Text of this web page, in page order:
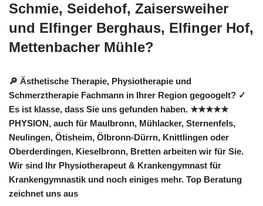
Schmie, Seidehof, Zaisersweiher
und Elfinger Berghaus, Elfinger Hof,
Mettenbacher Mühle?
🔎 Ästhetische Therapie, Physiotherapie und
Schmerztherapie Fachmann in Ihrer Region gegoogelt? ✓
Es ist klasse, dass Sie uns gefunden haben. ★★★★★
PHYSION, auch für Maulbronn, Mühlacker, Sternenfels,
Neulingen, Ötisheim, Ölbronn-Dürrn, Knittlingen oder
Oberderdingen, Kieselbronn, Bretten arbeiten wir für Sie.
Wir sind Ihr Physiotherapeut & Krankengymnast für
Krankengymnastik und noch einiges mehr. Top Beratung
zeichnet uns aus